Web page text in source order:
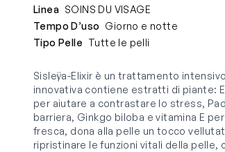
Linea SOINS DU VISAGE
Tempo D’uso Giorno e notte
Tipo Pelle Tutte le pelli
Sisleÿa-Elixir è un trattamento
innovativa contiene estratti di piante:
per aiutare a contrastare lo stress,
barriera, Ginkgo biloba e vitamina E
fresca, dona alla pelle un tocco
ripristinare le funzioni vitali della